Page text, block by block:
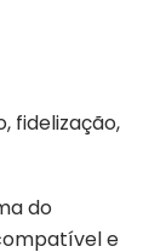
fidelização,
do
e